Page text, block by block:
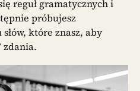
reguł gramatycznych i
próbujesz
które znasz, aby
zdania.